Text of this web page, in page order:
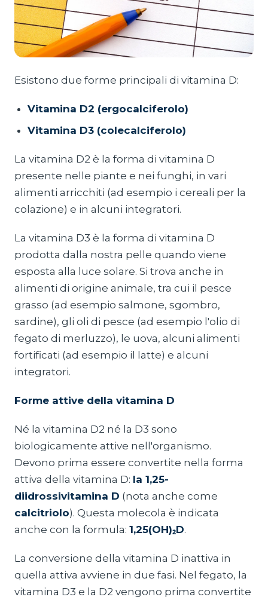
Esistono due forme principali di vitamina D:
Vitamina D2 (ergocalciferolo)
Vitamina D3 (colecalciferolo)
La vitamina D2 è la forma di vitamina D
presente nelle piante e nei funghi, in vari
alimenti arricchiti (ad esempio i cereali per la
colazione) e in alcuni integratori.
La vitamina D3 è la forma di vitamina D
prodotta dalla nostra pelle quando viene
esposta alla luce solare. Si trova anche in
alimenti di origine animale, tra cui il pesce
grasso (ad esempio salmone, sgombro,
sardine), gli oli di pesce (ad esempio l'olio di
fegato di merluzzo), le uova, alcuni alimenti
fortificati (ad esempio il latte) e alcuni
integratori.
Forme attive della vitamina D
Né la vitamina D2 né la D3 sono
biologicamente attive nell'organismo.
Devono prima essere convertite nella forma
attiva della vitamina D: la 1,25-
diidrossivitamina D (nota anche come
calcitriolo). Questa molecola è indicata
anche con la formula: 1,25(OH)₂D.
La conversione della vitamina D inattiva in
quella attiva avviene in due fasi. Nel fegato, la
vitamina D3 e la D2 vengono prima convertite